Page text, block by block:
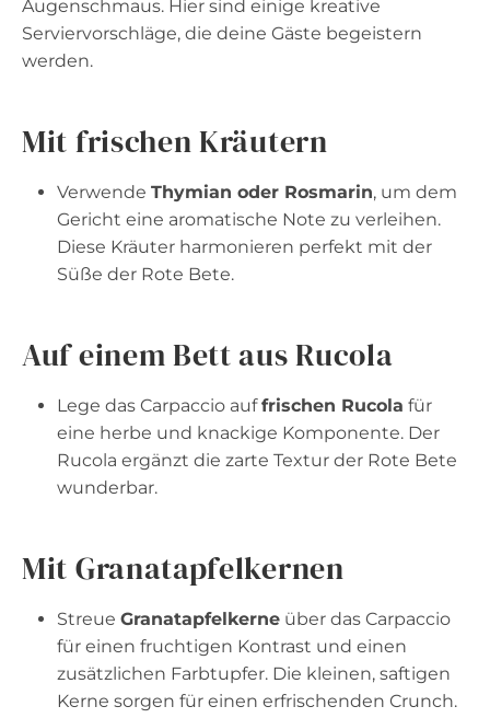
Augenschmaus. Hier sind einige kreative
Serviervorschläge, die deine Gäste begeistern
werden.
Mit frischen Kräutern
Verwende Thymian oder Rosmarin, um dem
Gericht eine aromatische Note zu verleihen.
Diese Kräuter harmonieren perfekt mit der
Süße der Rote Bete.
Auf einem Bett aus Rucola
Lege das Carpaccio auffrischen Rucola für
eine herbe und knackige Komponente. Der
Rucola ergänzt die zarte Textur der Rote Bete
wunderbar.
Mit Granatapfelkernen
Streue Granatapfelkerne über das Carpaccio
für einen fruchtigen Kontrast und einen
zusätzlichen Farbtupfer. Die kleinen, saftigen
Kerne sorgen für einen erfrischenden Crunch.